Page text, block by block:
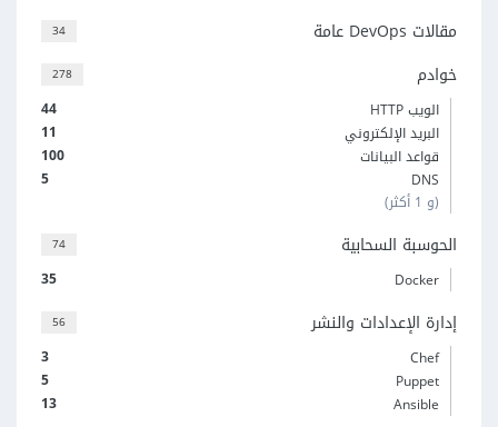
34 مقالات DevOps عامة
278 خوادم
44
الويب HTTP
11
البريد الإلكتروني
100
قواعد البيانات
5
DNS
(و 1 أكثر)
74 الحوسبة السحابية
35 Docker
56 إدارة الإعدادات والنشر
3
Chef
5
Puppet
13
Ansible